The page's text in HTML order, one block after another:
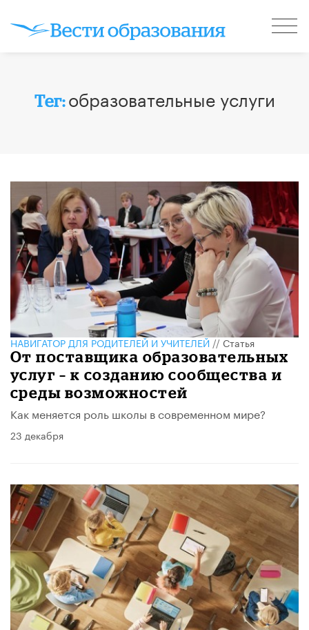
Тег:образовательные услуги
НАВИГАТОР ДЛЯ РОДИТЕЛЕЙ И УЧИТЕЛЕЙ//Статья
От поставщика образовательных
услуг – к созданию сообщества и
среды возможностей
Как меняется роль школы в современном мире?
23 декабря